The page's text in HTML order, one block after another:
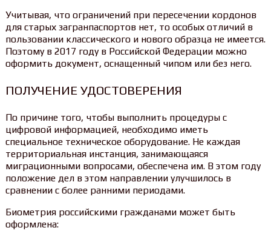
Учитывая, что ограничений при пересечении кордонов
для старых загранпаспортов нет, то особых отличий в
пользовании классического и нового образца не имеется.
Поэтому в 2017 году в Российской Федерации можно
оформить документ, оснащенный чипом или без него.
ПОЛУЧЕНИЕ УДОСТОВЕРЕНИЯ
По причине того, чтобы выполнить процедуры с
цифровой информацией, необходимо иметь
специальное техническое оборудование. Не каждая
территориальная инстанция, занимающаяся
миграционными вопросами, обеспечена им. В этом году
положение дел в этом направлении улучшилось в
сравнении с более ранними периодами.
Биометрия российскими гражданами может быть
оформлена: